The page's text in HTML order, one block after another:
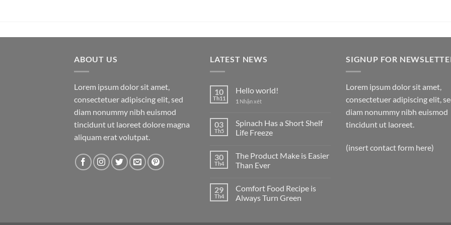
ABOUT US
Lorem ipsum dolor sit amet,
consectetuer adipiscing elit, sed
diam nonummy nibh euismod
tincidunt ut laoreet dolore magna
aliquam erat volutpat.
LATEST NEWS
10
Th11
Hello world!
1 Nhận xét
03
Th5
Spinach Has a Short Shelf
Life Freeze
30
Th4
The Product Make is Easier
Than Ever
29
Th4
Comfort Food Recipe is
Always Turn Green
SIGNUP FOR
Lorem ipsum dolor sit amet,
consectetuer adipiscing elit,
diam nonummy nibh euismod
tincidunt ut laoreet.
(insert contact form here)